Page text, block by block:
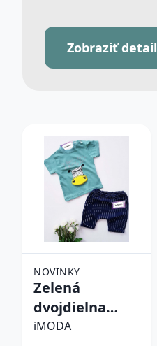
Zobraziť detail
NOVINKY
Zelená
dvojdielna
bavlnená
iMODA